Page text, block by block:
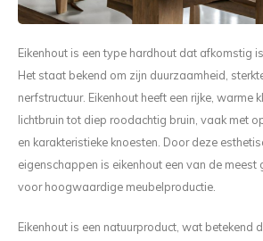
Eikenhout is een type hardhout dat afkomstig
Het staat bekend om zijn duurzaamheid,
nerfstructuur. Eikenhout heeft een rijke, warme
lichtbruin tot diep roodachtig bruin, vaak met
en karakteristieke knoesten. Door deze
eigenschappen is eikenhout een van de
voor hoogwaardige meubelproductie.
Eikenhout is een natuurproduct, wat betekend